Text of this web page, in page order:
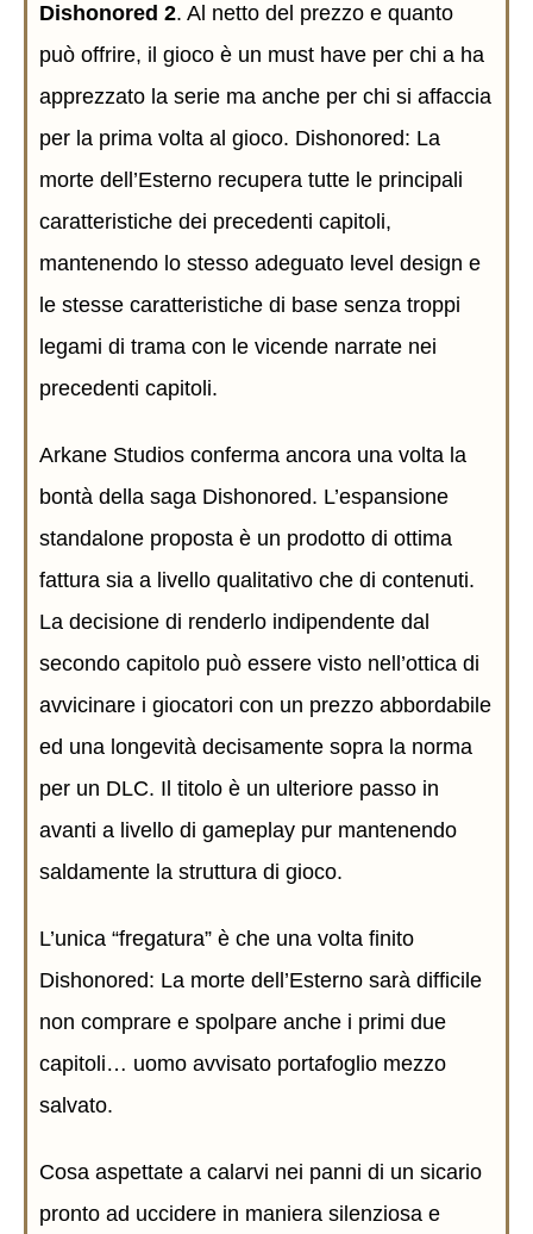
Dishonored 2. Al netto del prezzo e quanto
può offrire, il gioco è un must have per chi a ha
apprezzato la serie ma anche per chi si affaccia
per la prima volta al gioco. Dishonored: La
morte dell’Esterno recupera tutte le principali
caratteristiche dei precedenti capitoli,
mantenendo lo stesso adeguato level design e
le stesse caratteristiche di base senza troppi
legami di trama con le vicende narrate nei
precedenti capitoli.
Arkane Studios conferma ancora una volta la
bontà della saga Dishonored. L’espansione
standalone proposta è un prodotto di ottima
fattura sia a livello qualitativo che di contenuti.
La decisione di renderlo indipendente dal
secondo capitolo può essere visto nell’ottica di
avvicinare i giocatori con un prezzo abbordabile
ed una longevità decisamente sopra la norma
per un DLC. Il titolo è un ulteriore passo in
avanti a livello di gameplay pur mantenendo
saldamente la struttura di gioco.
L’unica “fregatura” è che una volta finito
Dishonored: La morte dell’Esterno sarà difficile
non comprare e spolpare anche i primi due
capitoli… uomo avvisato portafoglio mezzo
salvato.
Cosa aspettate a calarvi nei panni di un sicario
pronto ad uccidere in maniera silenziosa e